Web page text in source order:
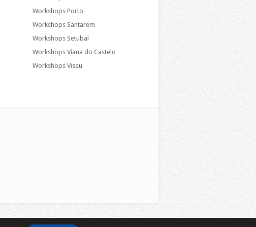
Workshops Porto
Workshops Santarem
Workshops Setubal
Workshops Viana do Castelo
Workshops Viseu